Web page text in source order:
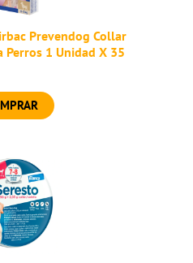
Prevendog Collar
1 Unidad X 35